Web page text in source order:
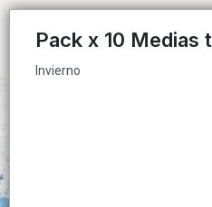
Invierno
Pack x 10 Medias
Invierno